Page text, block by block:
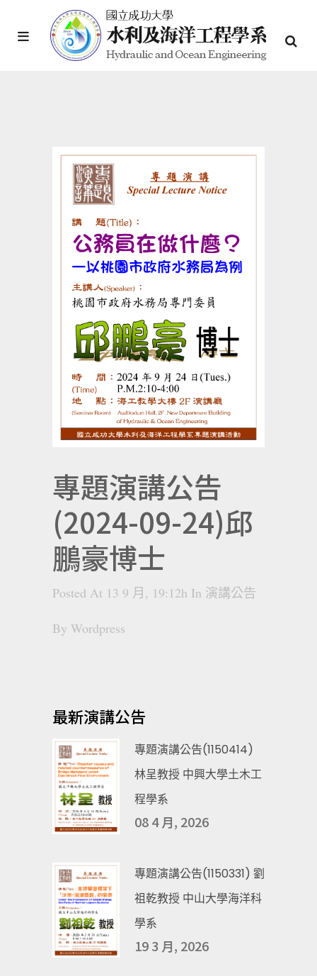
專題演講公告
(2024-09-24)邱
鵬豪博士
Posted At 13 9 月, 19:12h In 演講公告
By Wordpress
最新演講公告
專題演講公告(1150414)
林呈教授 中興大學土木工
程學系
08 4 月, 2026
專題演講公告(1150331) 劉
祖乾教授 中山大學海洋科
學系
19 3 月, 2026